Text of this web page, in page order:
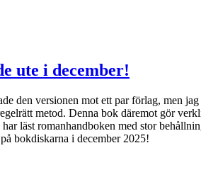
ute i december!
den versionen mot ett par förlag, men
metod. Denna bok däremot gör
läst romanhandboken med stor
bokdiskarna i december 2025!